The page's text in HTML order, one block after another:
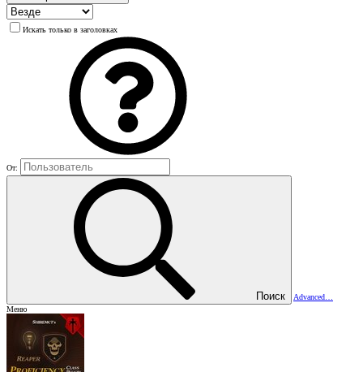
Искать только в заголовках
От:
Поиск
Advanced…
Меню